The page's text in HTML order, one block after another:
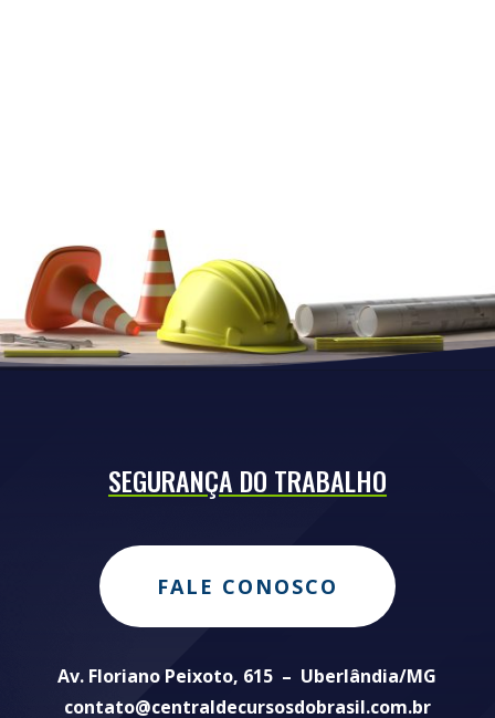
SEGURANÇA DO TRABALHO
FALE CONOSCO
Av. Floriano Peixoto, 615 – Uberlândia/MG
contato@centraldecursosdobrasil.com.br